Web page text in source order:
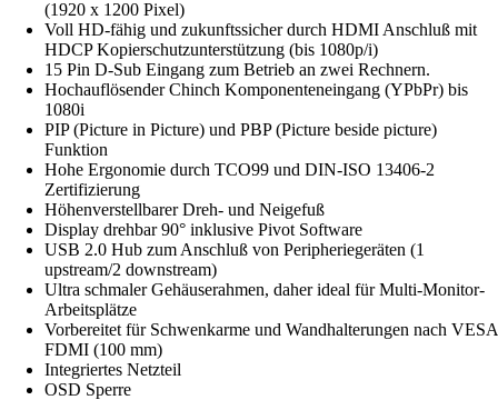
(1920 x 1200 Pixel)
Voll HD-fähig und zukunftssicher durch HDMI Anschluß mit
HDCP Kopierschutzunterstützung (bis 1080p/i)
15 Pin D-Sub Eingang zum Betrieb an zwei Rechnern.
Hochauflösender Chinch Komponenteneingang (YPbPr) bis
1080i
PIP (Picture in Picture) und PBP (Picture beside picture)
Funktion
Hohe Ergonomie durch TCO99 und DIN-ISO 13406-2
Zertifizierung
Höhenverstellbarer Dreh- und Neigefuß
Display drehbar 90° inklusive Pivot Software
USB 2.0 Hub zum Anschluß von Peripheriegeräten (1
upstream/2 downstream)
Ultra schmaler Gehäuserahmen, daher ideal für Multi-Monitor-
Arbeitsplätze
Vorbereitet für Schwenkarme und Wandhalterungen nach VESA
FDMI (100 mm)
Integriertes Netzteil
OSD Sperre